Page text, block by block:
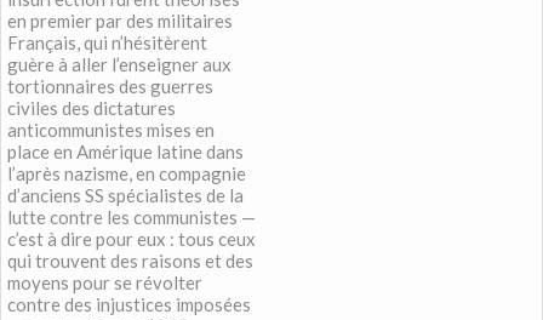
en premier par des militaires
Français, qui n’hésitèrent
guère à aller l’enseigner aux
tortionnaires des guerres
civiles des dictatures
anticommunistes mises en
place en Amérique latine dans
l’après nazisme, en compagnie
d’anciens SS spécialistes de la
lutte contre les communistes —
c’est à dire pour eux : tous ceux
qui trouvent des raisons et des
moyens pour se révolter
contre des injustices imposées